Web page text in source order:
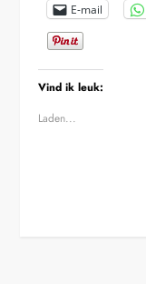
E-mail
Vind ik leuk:
Laden...